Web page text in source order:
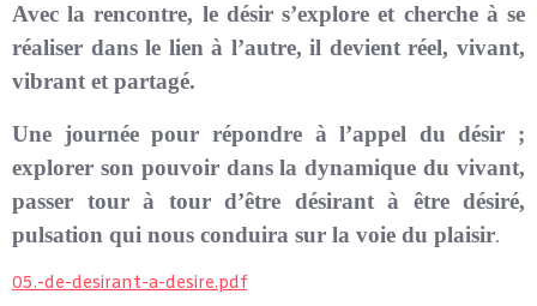
Avec la rencontre, le désir s’explore et cherche à se
réaliser dans le lien à l’autre, il devient réel, vivant,
vibrant et partagé.
Une journée pour répondre à l’appel du désir ;
explorer son pouvoir dans la dynamique du vivant,
passer tour à tour d’être désirant à être désiré,
pulsation qui nous conduira sur la voie du plaisir.
05.-de-desirant-a-desire.pdf